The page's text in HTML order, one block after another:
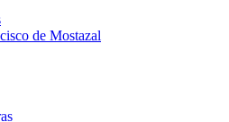
de Mostazal